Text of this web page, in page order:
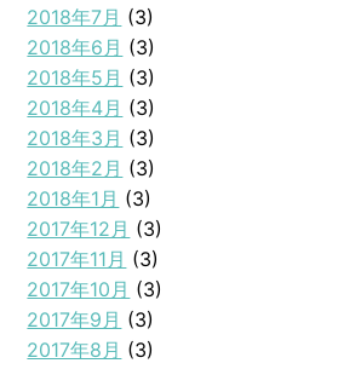
2018年7月 (3)
2018年6月 (3)
2018年5月 (3)
2018年4月 (3)
2018年3月 (3)
2018年2月 (3)
2018年1月 (3)
2017年12月 (3)
2017年11月 (3)
2017年10月 (3)
2017年9月 (3)
2017年8月 (3)